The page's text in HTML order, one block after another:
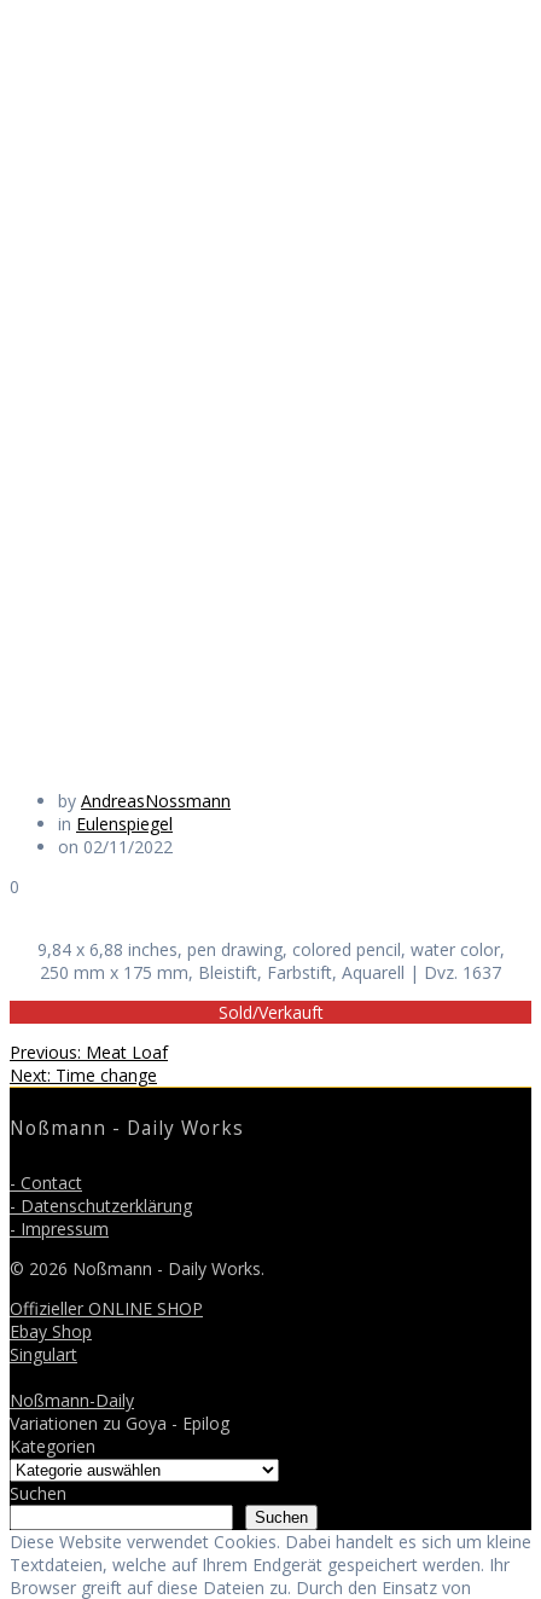
by AndreasNossmann
in Eulenspiegel
on 02/11/2022
0
9,84 x 6,88 inches, pen drawing, colored pencil, water color,
250 mm x 175 mm, Bleistift, Farbstift, Aquarell | Dvz. 1637
Sold/Verkauft
Beitragsnavigation
Previous: Previous
post:
Meat Loaf
Next: Next
Time change
Noßmann - Daily Works
- Contact
- Datenschutzerklärung
- Impressum
© 2026 Noßmann - Daily Works.
Offizieller ONLINE SHOP
Ebay Shop
Singulart
Noßmann-Daily
Variationen zu Goya - Epilog
Kategorien
Suchen
Suchen
Diese Website verwendet Cookies. Dabei handelt es sich um kleine
Textdateien, welche auf Ihrem Endgerät gespeichert werden. Ihr
Browser greift auf diese Dateien zu. Durch den Einsatz von